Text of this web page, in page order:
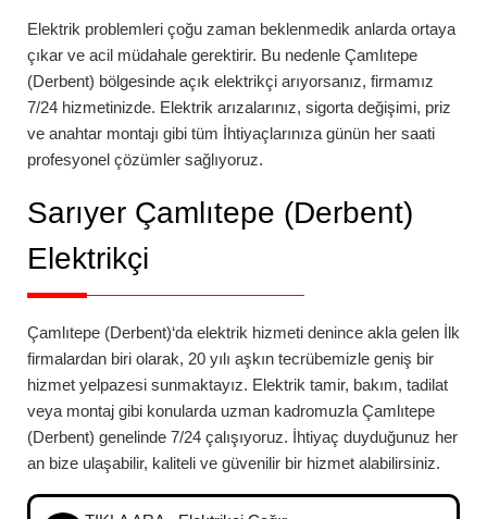
Elektrik problemleri çoğu zaman beklenmedik anlarda ortaya
çıkar ve acil müdahale gerektirir. Bu nedenle Çamlıtepe
(Derbent) bölgesinde açık elektrikçi arıyorsanız, firmamız
7/24 hizmetinizde. Elektrik arızalarınız, sigorta değişimi, priz
ve anahtar montajı gibi tüm İhtiyaçlarınıza günün her saati
profesyonel çözümler sağlıyoruz.
Sarıyer Çamlıtepe (Derbent)
Elektrikçi
Çamlıtepe (Derbent)‘da elektrik hizmeti denince akla gelen İlk
firmalardan biri olarak, 20 yılı aşkın tecrübemizle geniş bir
hizmet yelpazesi sunmaktayız. Elektrik tamir, bakım, tadilat
veya montaj gibi konularda uzman kadromuzla Çamlıtepe
(Derbent) genelinde 7/24 çalışıyoruz. İhtiyaç duyduğunuz her
an bize ulaşabilir, kaliteli ve güvenilir bir hizmet alabilirsiniz.